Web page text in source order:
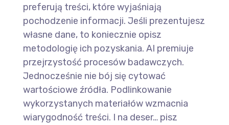
preferują treści, które wyjaśniają
pochodzenie informacji. Jeśli prezentujesz
własne dane, to koniecznie opisz
metodologię ich pozyskania. AI premiuje
przejrzystość procesów badawczych.
Jednocześnie nie bój się cytować
wartościowe źródła. Podlinkowanie
wykorzystanych materiałów wzmacnia
wiarygodność treści. I na deser… pisz